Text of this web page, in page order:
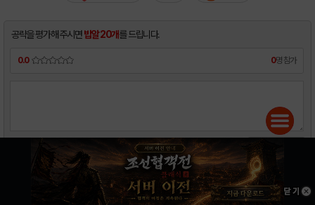
공략을 평가해 주시면밥알 20개를 드립니다.
0.0 0명 참가
글쓰기